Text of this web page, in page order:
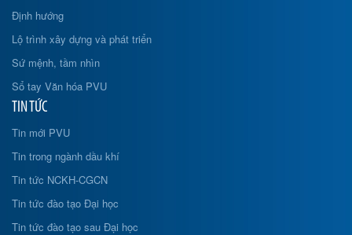
Định hướng
Lộ trình xây dựng và phát triển
Sứ mệnh, tầm nhìn
Sổ tay Văn hóa PVU
TIN TỨC
Tin mới PVU
Tin trong ngành dầu khí
Tin tức NCKH-CGCN
Tin tức đào tạo Đại học
Tin tức đào tạo sau Đại học